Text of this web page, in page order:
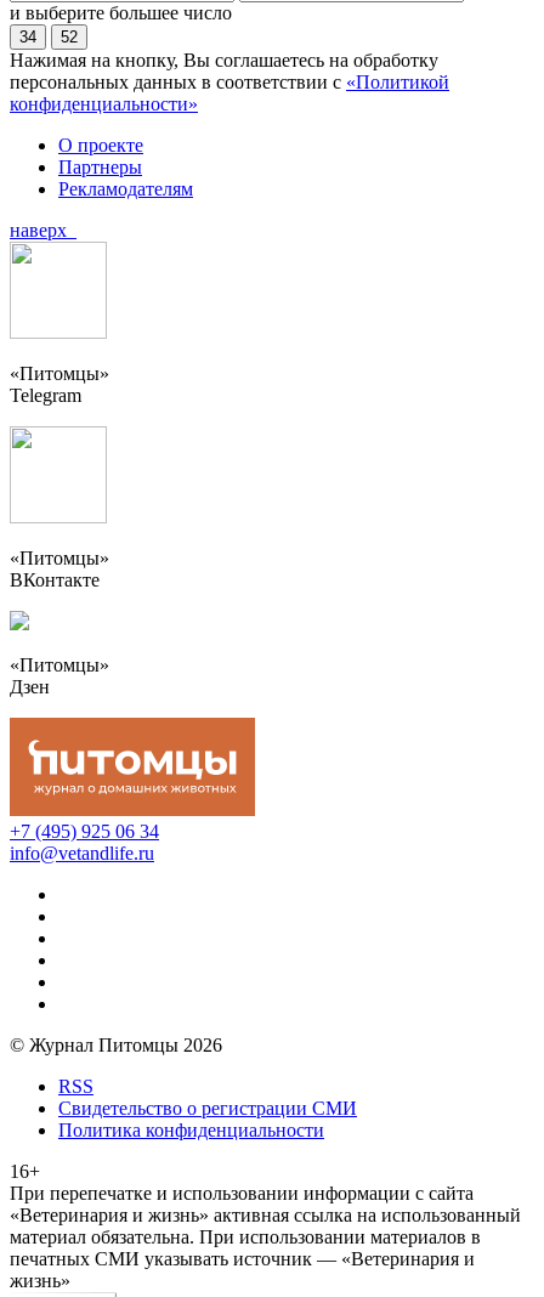
и выберите большее число
34 52
Нажимая на кнопку, Вы соглашаетесь на обработку
персональных данных в соответствии с «Политикой
конфиденциальности»
О проекте
Партнеры
Рекламодателям
наверх
«Питомцы»
Telegram
«Питомцы»
ВКонтакте
«Питомцы»
Дзен
+7 (495) 925 06 34
info@vetandlife.ru
© Журнал Питомцы 2026
RSS
Свидетельство о регистрации СМИ
Политика конфиденциальности
16+
При перепечатке и использовании информации с сайта
«Ветеринария и жизнь» активная ссылка на использованный
материал обязательна. При использовании материалов в
печатных СМИ указывать источник — «Ветеринария и
жизнь»